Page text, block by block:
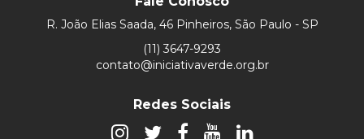
R. João Elias Saada, 46 Pinheiros, São Paulo - SP
(11) 3647-9293
contato@iniciativaverde.org.br
Redes Sociais